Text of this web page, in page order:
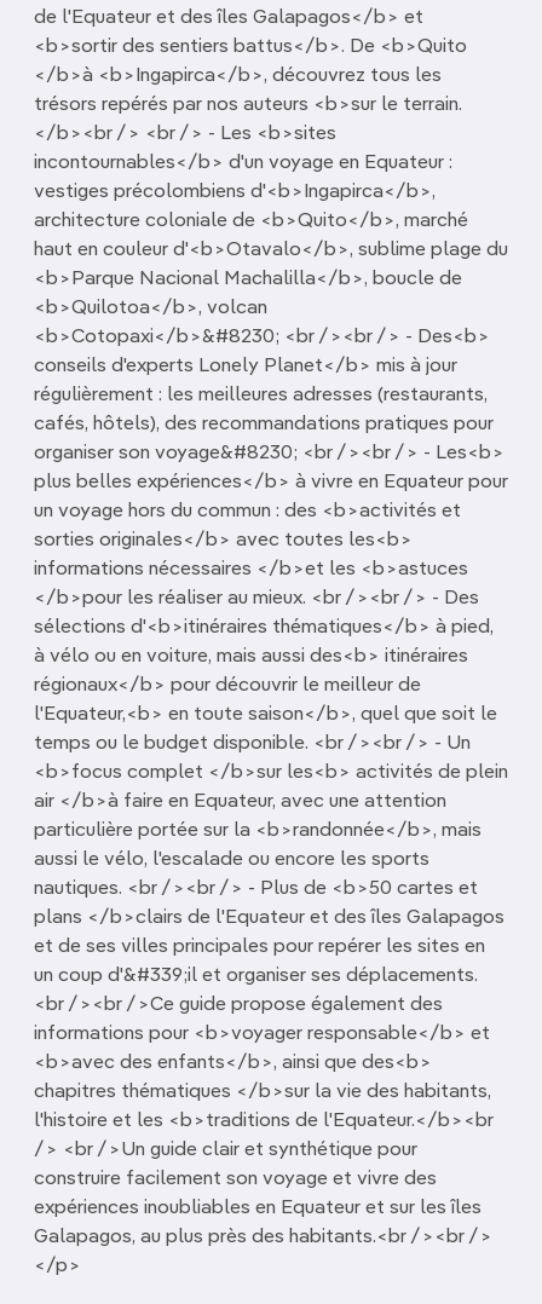
de l'Equateur et des îles Galapagos</b> et
<b>sortir des sentiers battus</b>. De <b>Quito
</b>à <b>Ingapirca</b>, découvrez tous les
trésors repérés par nos auteurs <b>sur le terrain.
</b><br /> <br /> - Les <b>sites
incontournables</b> d'un voyage en Equateur :
vestiges précolombiens d'<b>Ingapirca</b>,
architecture coloniale de <b>Quito</b>, marché
haut en couleur d'<b>Otavalo</b>, sublime plage du
<b>Parque Nacional Machalilla</b>, boucle de
<b>Quilotoa</b>, volcan
<b>Cotopaxi</b>&#8230; <br /><br /> - Des<b>
conseils d'experts Lonely Planet</b> mis à jour
régulièrement : les meilleures adresses (restaurants,
cafés, hôtels), des recommandations pratiques pour
organiser son voyage&#8230; <br /><br /> - Les<b>
plus belles expériences</b> à vivre en Equateur pour
un voyage hors du commun : des <b>activités et
sorties originales</b> avec toutes les<b>
informations nécessaires </b>et les <b>astuces
</b>pour les réaliser au mieux. <br /><br /> - Des
sélections d'<b>itinéraires thématiques</b> à pied,
à vélo ou en voiture, mais aussi des<b> itinéraires
régionaux</b> pour découvrir le meilleur de
l'Equateur,<b> en toute saison</b>, quel que soit le
temps ou le budget disponible. <br /><br /> - Un
<b>focus complet </b>sur les<b> activités de plein
air </b>à faire en Equateur, avec une attention
particulière portée sur la <b>randonnée</b>, mais
aussi le vélo, l'escalade ou encore les sports
nautiques. <br /><br /> - Plus de <b>50 cartes et
plans </b>clairs de l'Equateur et des îles Galapagos
et de ses villes principales pour repérer les sites en
un coup d'&#339;il et organiser ses déplacements.
<br /><br />Ce guide propose également des
informations pour <b>voyager responsable</b> et
<b>avec des enfants</b>, ainsi que des<b>
chapitres thématiques </b>sur la vie des habitants,
l'histoire et les <b>traditions de l'Equateur.</b><br
/> <br />Un guide clair et synthétique pour
construire facilement son voyage et vivre des
expériences inoubliables en Equateur et sur les îles
Galapagos, au plus près des habitants.<br /><br />
</p>